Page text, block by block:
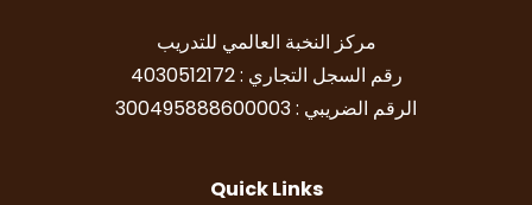
مركز النخبة العالمي للتدريب
رقم السجل التجاري : 4030512172
الرقم الضريبي : 300495888600003
Quick Links